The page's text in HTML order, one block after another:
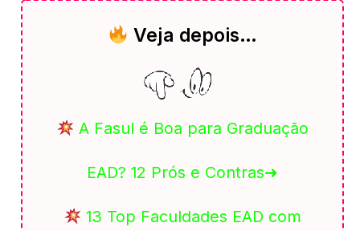
Veja depois…
A Fasul é Boa para Graduação
EAD? 12 Prós e Contras➜
13 Top Faculdades EAD com